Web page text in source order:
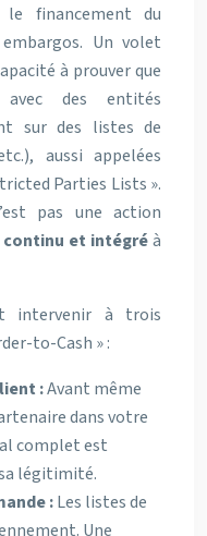
financement du
Un volet
à prouver que
des entités
sur des listes de
aussi appelées
Parties Lists ».
pas une action
continu et intégréà
intervenir à trois
to-Cash » :
:Avant même
dans votre
complet est
légitimité.
:Les listes de
Une